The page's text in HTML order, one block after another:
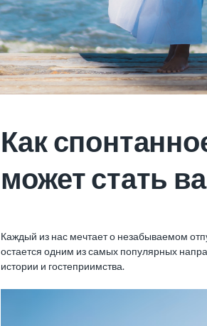
Как
может стать
Каждый из нас мечтает о незабываемом
остается одним из самых популярных
истории и гостеприимства.